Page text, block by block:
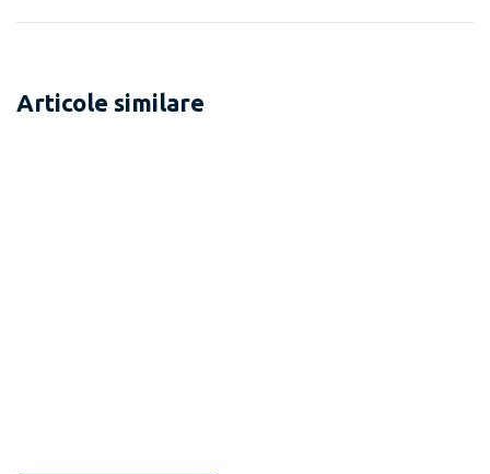
Articole similare